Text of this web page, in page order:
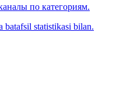
по категориям.
batafsil statistikasi bilan.